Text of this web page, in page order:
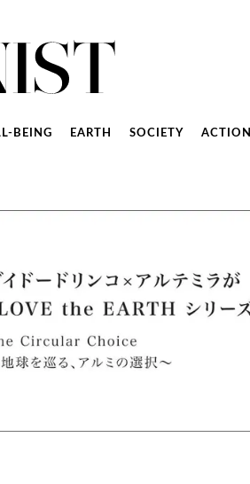
BEING EARTH SOCIETY ACTION